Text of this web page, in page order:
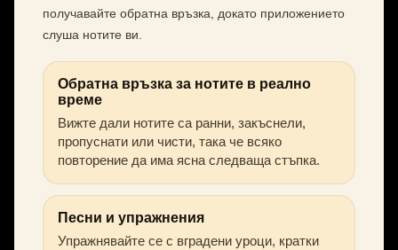
получавайте обратна връзка, докато приложението
слуша нотите ви.
Обратна връзка за нотите в реално
време
Вижте дали нотите са ранни, закъснели,
пропуснати или чисти, така че всяко
повторение да има ясна следваща стъпка.
Песни и упражнения
Упражнявайте се с вградени уроци, кратки